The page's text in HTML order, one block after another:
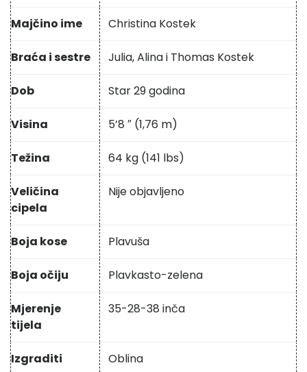
Majčino ime Christina Kostek
Braća i sestre Julia, Alina i Thomas Kostek
Dob Star 29 godina
Visina 5’8 ″ (1,76 m)
Težina 64 kg (141 lbs)
Veličina
cipela
Nije objavljeno
Boja kose Plavuša
Boja očiju Plavkasto-zelena
Mjerenje
tijela
35-28-38 inča
Izgraditi Oblina